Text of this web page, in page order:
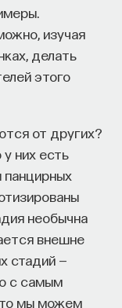
изучая
делать
этого
от других?
них есть
панцирных
необычна
внешне
стадий —
с самым
мы можем